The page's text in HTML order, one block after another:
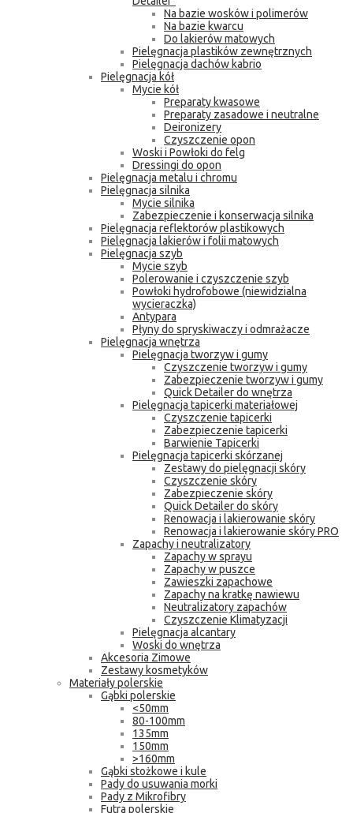
Na bazie wosków i polimerów
Na bazie kwarcu
Do lakierów matowych
Pielęgnacja plastików zewnętrznych
Pielęgnacja dachów kabrio
Pielęgnacja kół
Mycie kół
Preparaty kwasowe
Preparaty zasadowe i neutralne
Deironizery
Czyszczenie opon
Woski i Powłoki do felg
Dressingi do opon
Pielęgnacja metalu i chromu
Pielęgnacja silnika
Mycie silnika
Zabezpieczenie i konserwacja silnika
Pielęgnacja reflektorów plastikowych
Pielęgnacja lakierów i folii matowych
Pielęgnacja szyb
Mycie szyb
Polerowanie i czyszczenie szyb
Powłoki hydrofobowe (niewidzialna
wycieraczka)
Antypara
Płyny do spryskiwaczy i odmrażacze
Pielęgnacja wnętrza
Pielęgnacja tworzyw i gumy
Czyszczenie tworzyw i gumy
Zabezpieczenie tworzyw i gumy
Quick Detailer do wnętrza
Pielęgnacja tapicerki materiałowej
Czyszczenie tapicerki
Zabezpieczenie tapicerki
Barwienie Tapicerki
Pielęgnacja tapicerki skórzanej
Zestawy do pielęgnacji skóry
Czyszczenie skóry
Zabezpieczenie skóry
Quick Detailer do skóry
Renowacja i lakierowanie skóry
Renowacja i lakierowanie skóry PRO
Zapachy i neutralizatory
Zapachy w sprayu
Zapachy w puszce
Zawieszki zapachowe
Zapachy na kratkę nawiewu
Neutralizatory zapachów
Czyszczenie Klimatyzacji
Pielęgnacja alcantary
Woski do wnętrza
Akcesoria Zimowe
Zestawy kosmetyków
Materiały polerskie
Gąbki polerskie
<50mm
80-100mm
135mm
150mm
>160mm
Gąbki stożkowe i kule
Pady do usuwania morki
Pady z Mikrofibry
Futra polerskie